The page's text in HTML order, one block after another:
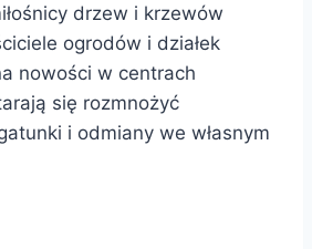
drzew i krzewów
ogrodów i działek
nowości w centrach
się rozmnożyć
i odmiany we własnym